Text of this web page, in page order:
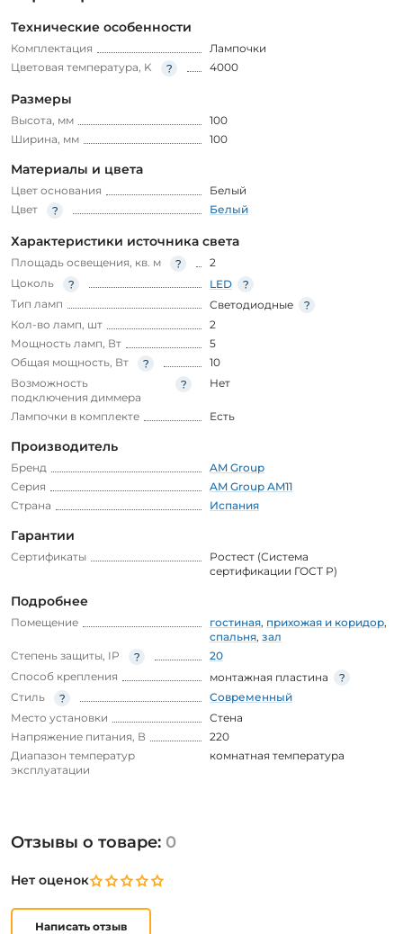
Технические особенности
Комплектация
Лампочки
Цветовая температура, K
4000
Размеры
Высота, мм
100
Ширина, мм
100
Материалы и цвета
Цвет основания
Белый
Цвет
Белый
Характеристики источника света
Площадь освещения, кв. м
2
Цоколь
LED
Тип ламп
Светодиодные
Кол-во ламп, шт
2
Мощность ламп, Вт
5
Общая мощность, Вт
10
Возможность
подключения диммера
Нет
Лампочки в комплекте Есть
Производитель
Бренд
AM Group
Серия
AM Group AM11
Страна
Испания
Гарантии
Сертификаты
Ростест (Система
сертификации ГОСТ Р)
Подробнее
Помещение гостиная, прихожая и коридор,
спальня, зал
Степень защиты, IP
20
Способ крепления
монтажная пластина
Стиль
Современный
Место установки
Стена
Напряжение питания, В
220
Диапазон температур
эксплуатации
комнатная температура
Отзывы о товаре: 0
Нет оценок
Написать отзыв